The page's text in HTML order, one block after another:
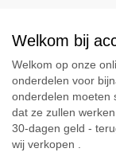
Welkom bij
Welkom op onze
onderdelen voor
onderdelen moeten
dat ze zullen
30-dagen geld -
wij verkopen .